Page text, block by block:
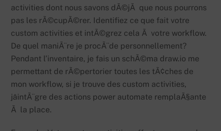
activities dont nous savons dÃ©jÃ que nous pourrons
pas les rÃ©cupÃ©rer. Identifiez ce que fait votre
custom activities et intÃ©grez cela Ã votre workflow.
De quel maniÃ¨re je procÃ¨de personnellement?
Pendant l’inventaire, je fais un schÃ©ma draw.io me
permettant de rÃ©pertorier toutes les tÃ¢ches de
mon workflow, si je trouve des custom activities,
jâintÃ¨gre des actions power automate remplaÃ§ante
Ã la place.